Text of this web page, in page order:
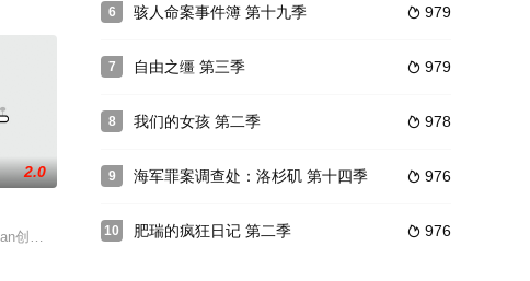
报社摄影师，刑满后在南佛罗里达重启人生，成为一名
2.0
创作的原著系列第六本《The Ghostway》。为了寻找一名失踪的纳瓦
6  979
骇人命案事件簿 第十九季
7  979
自由之缰 第三季
8  978
我们的女孩 第二季
9  976
海军罪案调查处：洛杉矶 第十四季
10  976
肥瑞的疯狂日记 第二季